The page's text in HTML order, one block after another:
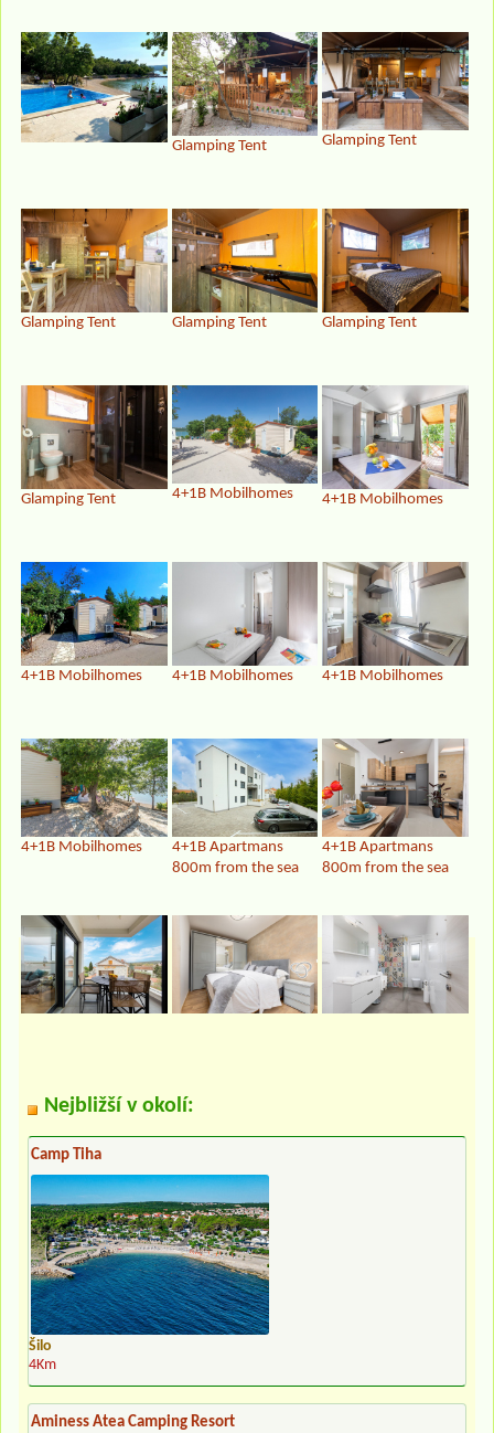
Glamping Tent Glamping Tent
Glamping Tent Glamping Tent Glamping Tent
Glamping Tent 4+1B Mobilhomes 4+1B Mobilhomes
4+1B Mobilhomes 4+1B Mobilhomes 4+1B Mobilhomes
4+1B Mobilhomes
4+1B Apartmans
800m from the sea
4+1B Apartmans
800m from the sea
Nejbližší v okolí:
Camp Tiha
Šilo
4Km
Aminess Atea Camping Resort